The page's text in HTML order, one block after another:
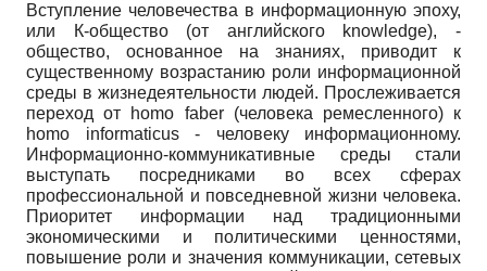
Вступление человечества в информационную эпоху,
или К-общество (от английского knowledge),-
общество, основанное на знаниях, приводит к
существенному возрастанию роли информационной
среды в жизнедеятельности людей. Прослеживается
переход от homo faber (человека ремесленного) к
homo informaticus - человеку информационному.
Информационно-коммуникативные среды стали
выступать посредниками во всех сферах
профессиональной и повседневной жизни человека.
Приоритет информации над традиционными
экономическими и политическими ценностями,
повышение роли и значения коммуникации, сетевых